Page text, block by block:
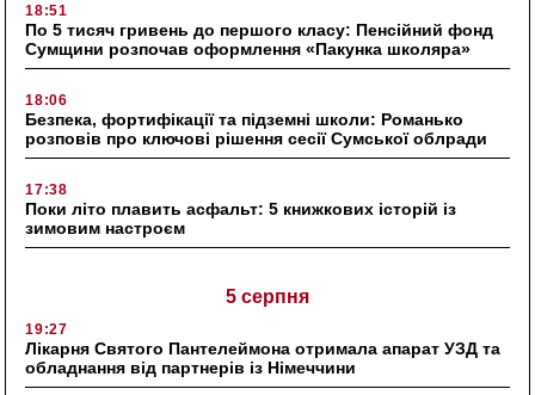
18:51
По 5 тисяч гривень до першого класу: Пенсійний фонд
Сумщини розпочав оформлення «Пакунка школяра»
18:06
Безпека, фортифікації та підземні школи: Романько
розповів про ключові рішення сесії Сумської облради
17:38
Поки літо плавить асфальт: 5 книжкових історій із
зимовим настроєм
5 серпня
19:27
Лікарня Святого Пантелеймона отримала апарат УЗД та
обладнання від партнерів із Німеччини